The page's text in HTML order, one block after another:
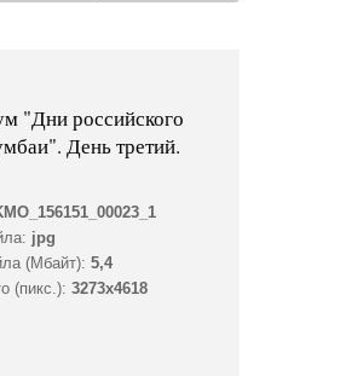
"Дни российского
День третий.
jpg
(Мбайт): 5,4
(пикс.): 3273x4618